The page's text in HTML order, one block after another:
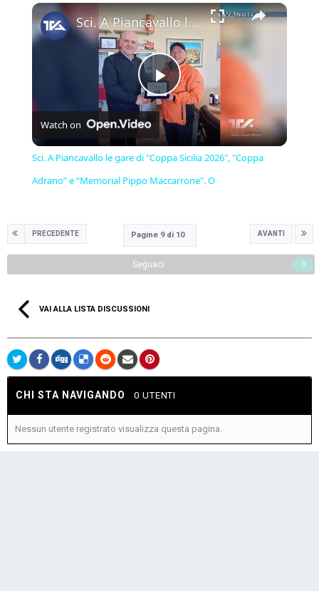
×
Play
Video
Sci. A Piancavallo le gare di "Coppa Sicilia 2026", "Coppa Adrano” e “Memorial Pippo Maccarrone". O
Watch on
Sci. A Piancavallo le gare di "Coppa Sicilia 2026", "Coppa
Adrano” e “Memorial Pippo Maccarrone". O
PRECEDENTE AVANTI
Pagine 9 di 10
Seguaci 0
VAI ALLA LISTA DISCUSSIONI
CHI STA NAVIGANDO 0 UTENTI
Nessun utente registrato visualizza questa pagina.